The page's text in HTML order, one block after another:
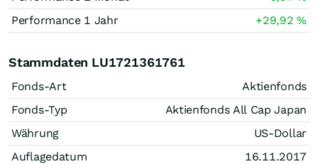
Performance 1 Jahr
+29,92%
Stammdaten LU1721361761
Fonds-Art
Aktienfonds
Fonds-Typ
Aktienfonds All Cap Japan
Währung
US-Dollar
Auflagedatum
16.11.2017